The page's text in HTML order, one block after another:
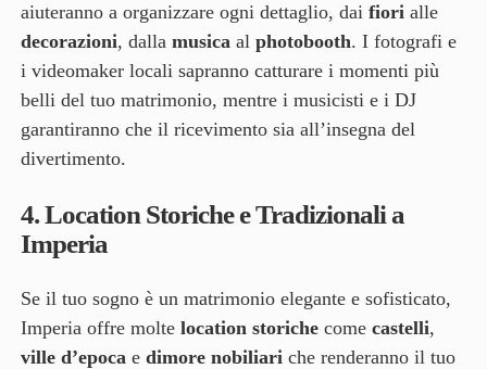
aiuteranno a organizzare ogni dettaglio, dai fiorialle
decorazioni, dalla musicaal photobooth. I fotografi e
i videomaker locali sapranno catturare i momenti più
belli del tuo matrimonio, mentre i musicisti e i DJ
garantiranno che il ricevimento sia all’insegna del
divertimento.
4.Location Storiche e Tradizionali a
Imperia
Se il tuo sogno è un matrimonio elegante e sofisticato,
Imperia offre molte location storichecome castelli,
ville d’epocae dimore nobiliariche renderanno il tuo